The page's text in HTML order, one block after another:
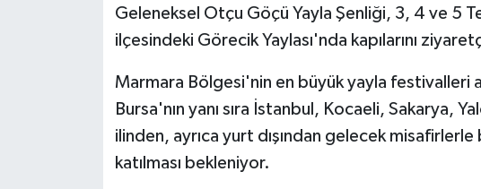
Geleneksel Otçu Göçü Yayla Şenliği, 3, 4 ve 5
ilçesindeki Görecik Yaylası'nda kapılarını
Marmara Bölgesi'nin en büyük yayla festivalleri
Bursa'nın yanı sıra İstanbul, Kocaeli, Sakarya,
ilinden, ayrıca yurt dışından gelecek
katılması bekleniyor.